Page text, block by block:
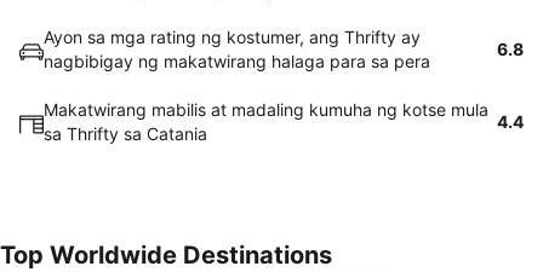
Ayon sa mga rating ng kostumer, ang Thrifty ay
nagbibigay ng makatwirang halaga para sa pera
6.8
Makatwirang mabilis at madaling kumuha ng kotse mula
sa Thrifty sa Catania
4.4
Top Worldwide Destinations